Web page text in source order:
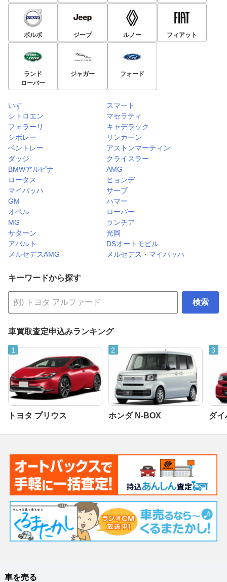
ボルボ ジープ ルノー フィアット
ランド
ローバー
ジャガー フォード
いすゞ
スマート
シトロエン
マセラティ
フェラーリ
キャデラック
シボレー
リンカーン
ベントレー
アストンマーティン
ダッジ
クライスラー
BMWアルピナ
AMG
ロータス
ヒョンデ
マイバッハ
サーブ
GM
ハマー
オペル
ローバー
MG
ランチア
サターン
光岡
アバルト
DSオートモビル
メルセデスAMG
メルセデス・マイバッハ
キーワードから探す
検索
車買取査定申込みランキング
トヨタ プリウス ホンダ N-BOX ダイ
車を売る